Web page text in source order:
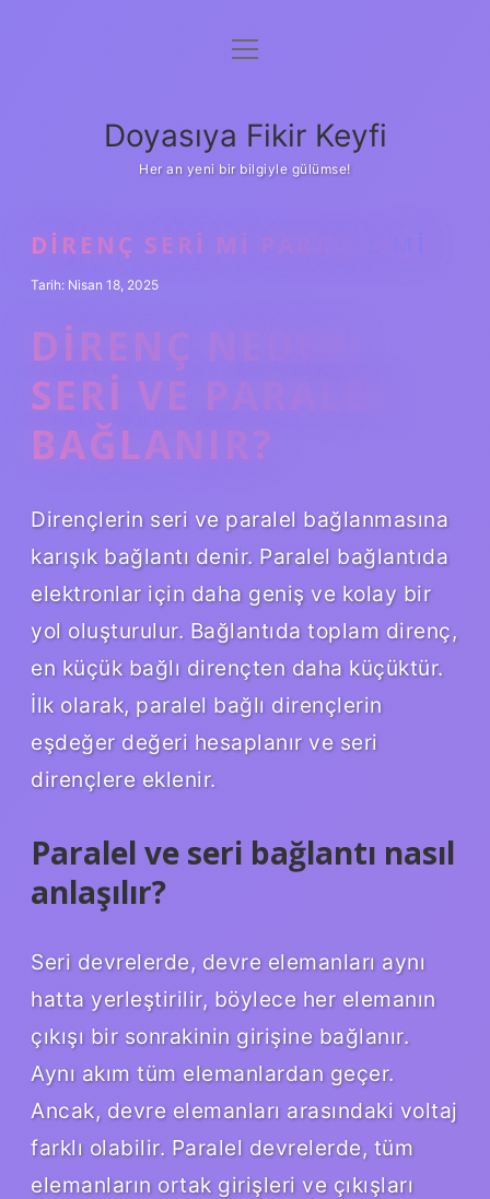
Anasayfa
Yasal Uyarı
menüyü
Doyasıya Fikir Keyfi
Her an yeni bir bilgiyle gülümse!
DIRENÇ SERI MI PARALEL MI
Tarih: Nisan 18, 2025
DIRENÇ NEDEN
SERI VE PARALEL
BAĞLANIR?
Dirençlerin seri ve paralel bağlanmasına
karışık bağlantı denir. Paralel bağlantıda
elektronlar için daha geniş ve kolay bir
yol oluşturulur. Bağlantıda toplam direnç,
en küçük bağlı dirençten daha küçüktür.
İlk olarak, paralel bağlı dirençlerin
eşdeğer değeri hesaplanır ve seri
dirençlere eklenir.
Paralel ve seri bağlantı nasıl
anlaşılır?
Seri devrelerde, devre elemanları aynı
hatta yerleştirilir, böylece her elemanın
çıkışı bir sonrakinin girişine bağlanır.
Aynı akım tüm elemanlardan geçer.
Ancak, devre elemanları arasındaki voltaj
farklı olabilir. Paralel devrelerde, tüm
elemanların ortak girişleri ve çıkışları